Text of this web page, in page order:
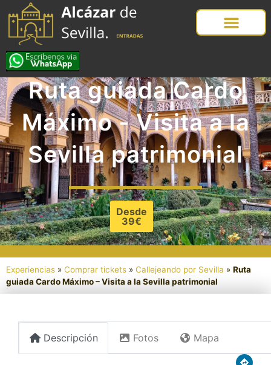
Ruta guiada Cardo
Máximo - Visita a la
Sevilla patrimonial
Desde
39€
Experiencias » Comprar tickets » Callejeando por Sevilla » Ruta
guiada Cardo Máximo – Visita a la Sevilla patrimonial
Descripción Fotos Mapa